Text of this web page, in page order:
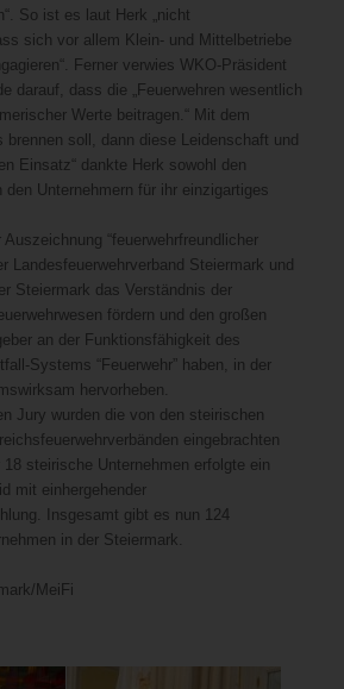
So ist es laut Herk „nicht
sich vor allem Klein- und Mittelbetriebe
Ferner verwies WKO-Präsident
darauf, dass die „Feuerwehren wesentlich
Werte beitragen.“ Mit dem
brennen soll, dann diese Leidenschaft und
Einsatz“ dankte Herk sowohl den
den Unternehmern für ihr einzigartiges
Auszeichnung “feuerwehrfreundlicher
Landesfeuerwehrverband Steiermark und
Steiermark das Verständnis der
fördern und den großen
an der Funktionsfähigkeit des
Systems “Feuerwehr” haben, in der
hervorheben.
Jury wurden die von den steirischen
eingebrachten
steirische Unternehmen erfolgte ein
mit einhergehender
Insgesamt gibt es nun 124
in der Steiermark.
MeiFi